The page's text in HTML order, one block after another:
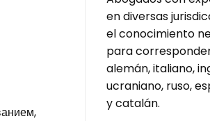
en diversas
el conocimiento
para
alemán, italiano,
ucraniano, ruso,
y catalán.